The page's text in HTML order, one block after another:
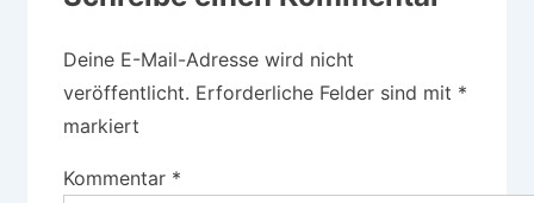
Deine E-Mail-Adresse wird nicht
veröffentlicht. Erforderliche Felder sind mit *
markiert
Kommentar *